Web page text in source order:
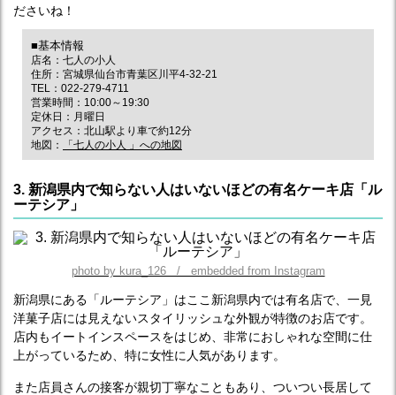
ださいね！
■基本情報
店名：七人の小人
住所：宮城県仙台市青葉区川平4-32-21
TEL：022-279-4711
営業時間：10:00～19:30
定休日：月曜日
アクセス：北山駅より車で約12分
地図：
「七人の小人 」への地図
3. 新潟県内で知らない人はいないほどの有名ケーキ店「ル
ーテシア」
photo by kura_126 / embedded from Instagram
新潟県にある「ルーテシア」はここ新潟県内では有名店で、一見
洋菓子店には見えないスタイリッシュな外観が特徴のお店です。
店内もイートインスペースをはじめ、非常におしゃれな空間に仕
上がっているため、特に女性に人気があります。
また店員さんの接客が親切丁寧なこともあり、ついつい長居して